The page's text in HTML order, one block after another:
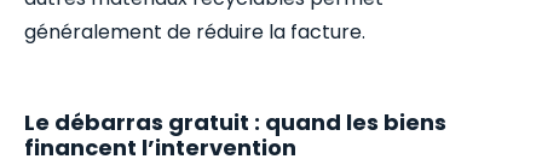
généralement de réduire la facture.
Le débarras gratuit : quand les biens
financent l’intervention